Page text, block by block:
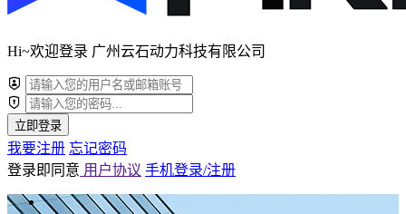
Hi~欢迎登录 广州云石动力科技有限公司
立即登录
我要注册 忘记密码
登录即同意 用户协议 手机登录/注册